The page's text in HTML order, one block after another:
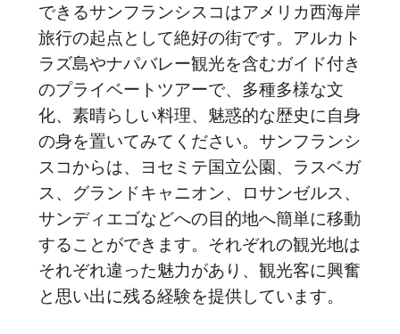
できるサンフランシスコはアメリカ西海岸
旅行の起点として絶好の街です。アルカト
ラズ島やナパバレー観光を含むガイド付き
のプライベートツアーで、多種多様な文
化、素晴らしい料理、魅惑的な歴史に自身
の身を置いてみてください。サンフランシ
スコからは、ヨセミテ国立公園、ラスベガ
ス、グランドキャニオン、ロサンゼルス、
サンディエゴなどへの目的地へ簡単に移動
することができます。それぞれの観光地は
それぞれ違った魅力があり、観光客に興奮
と思い出に残る経験を提供しています。